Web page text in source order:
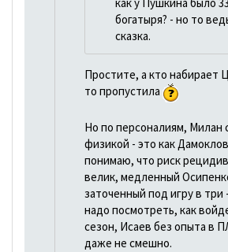
как у Пушкина было 33
богатыря? - но то
сказка.
Простите, а кто набирает
то пропустила
Но по персоналиям, Милан
физикой - это как
понимаю, что риск
велик, медленный
заточенный под игру в
надо посмотреть, как
сезон, Исаев без опыта в
даже не смешно.